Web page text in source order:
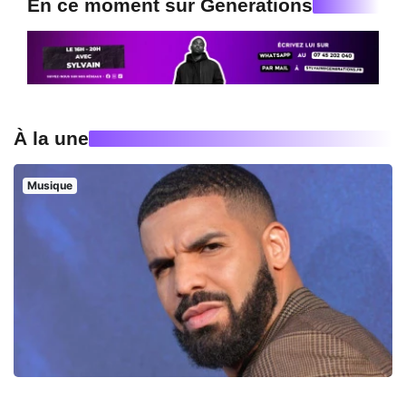
En ce moment sur Generations
À la une
Musique